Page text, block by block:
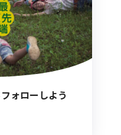
ォローしよう